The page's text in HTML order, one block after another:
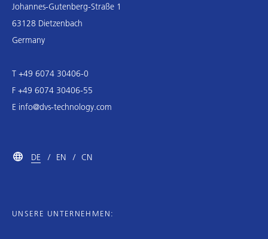
Johannes-Gutenberg-Straße 1
63128 Dietzenbach
Germany
T +49 6074 30406-0
F +49 6074 30406-55
E info@dvs-technology.com
DE EN CN
UNSERE UNTERNEHMEN: